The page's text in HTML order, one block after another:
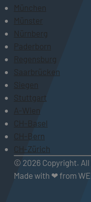
München
Münster
Nürnberg
Paderborn
Regensburg
Saarbrücken
Siegen
Stuttgart
A-Wien
CH-Basel
CH-Bern
CH-Zürich
© 2026 Copyright. All
Made with ❤ from